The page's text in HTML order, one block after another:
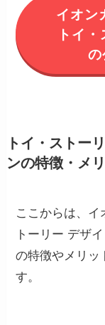
イオン
トイ
の
トイ・ストー
ンの特徴・メ
ここからは、イ
トーリー デザ
の特徴やメリッ
す。